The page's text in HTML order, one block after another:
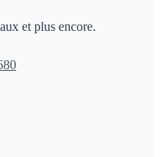
et plus encore.